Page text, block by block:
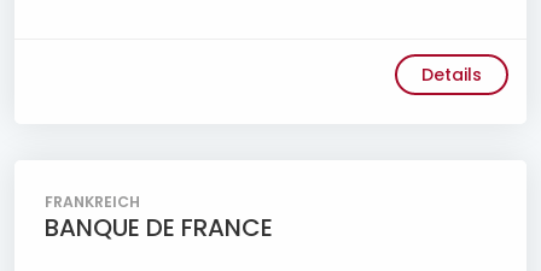
Details
FRANKREICH
BANQUE DE FRANCE